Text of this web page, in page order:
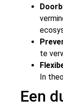
te
In
Een